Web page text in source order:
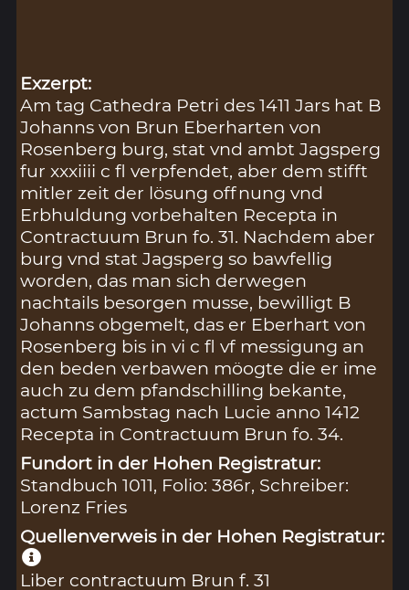
Exzerpt:
Am tag Cathedra Petri des 1411 Jars hat B
Johanns von Brun Eberharten von
Rosenberg burg, stat vnd ambt Jagsperg
fur xxxiiii c fl verpfendet, aber dem stifft
mitler zeit der lösung offnung vnd
Erbhuldung vorbehalten Recepta in
Contractuum Brun fo. 31. Nachdem aber
burg vnd stat Jagsperg so bawfellig
worden, das man sich derwegen
nachtails besorgen musse, bewilligt B
Johanns obgemelt, das er Eberhart von
Rosenberg bis in vi c fl vf messigung an
den beden verbawen möogte die er ime
auch zu dem pfandschilling bekante,
actum Sambstag nach Lucie anno 1412
Recepta in Contractuum Brun fo. 34.
Fundort in der Hohen Registratur:
Standbuch 1011, Folio: 386r, Schreiber:
Lorenz Fries
Quellenverweis in der Hohen Registratur:
Liber contractuum Brun f. 31